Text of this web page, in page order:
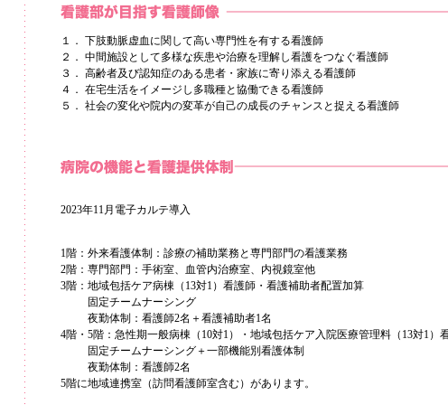
１． 下肢動脈虚血に関して高い専門性を有する看護師
２． 中間施設として多様な疾患や治療を理解し看護をつなぐ看護師
３． 高齢者及び認知症のある患者・家族に寄り添える看護師
４． 在宅生活をイメージし多職種と協働できる看護師
５． 社会の変化や院内の変革が自己の成長のチャンスと捉える看護師
2023年11月電子カルテ導入
1階： 外来看護体制：診療の補助業務と専門部門の看護業務
2階： 専門部門：手術室、血管内治療室、内視鏡室他
3階： 地域包括ケア病棟（13対1）看護師・看護補助者配置加算
固定チームナーシング
夜勤体制：看護師2名＋看護補助者1名
4階・5階： 急性期一般病棟（10対1）・地域包括ケア入院医療管理料（13対1）
固定チームナーシング＋一部機能別看護体制
夜勤体制：看護師2名
5階に地域連携室（訪問看護師室含む）があります。